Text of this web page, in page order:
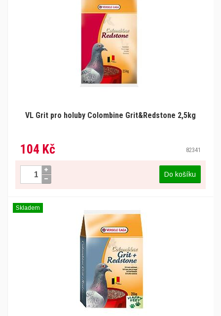
VL Grit pro holuby Colombine Grit&Redstone 2,5kg
104 Kč 82341
Do košíku
Skladem